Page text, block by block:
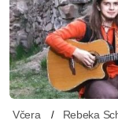
Včera Rebeka